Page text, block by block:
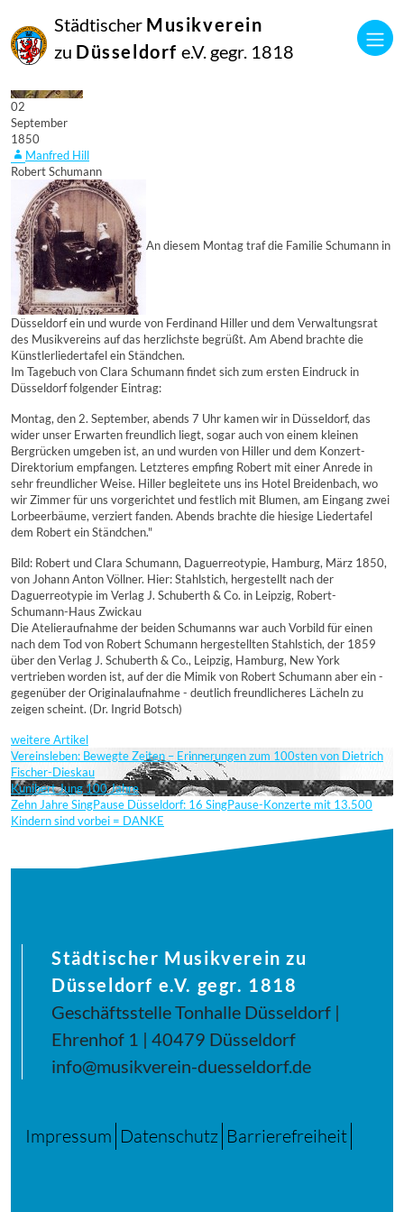
Städtischer Musikverein
zu Düsseldorf e.V. gegr. 1818
02
September
1850
Manfred Hill
Robert Schumann
An diesem Montag traf die Familie Schumann in
Düsseldorf ein und wurde von Ferdinand Hiller und dem Verwaltungsrat
des Musikvereins auf das herzlichste begrüßt. Am Abend brachte die
Künstlerliedertafel ein Ständchen.
Im Tagebuch von Clara Schumann findet sich zum ersten Eindruck in
Düsseldorf folgender Eintrag:
Montag, den 2. September, abends 7 Uhr kamen wir in Düsseldorf, das
wider unser Erwarten freundlich liegt, sogar auch von einem kleinen
Bergrücken umgeben ist, an und wurden von Hiller und dem Konzert-
Direktorium empfangen. Letzteres empfing Robert mit einer Anrede in
sehr freundlicher Weise. Hiller begleitete uns ins Hotel Breidenbach, wo
wir Zimmer für uns vorgerichtet und festlich mit Blumen, am Eingang zwei
Lorbeerbäume, verziert fanden. Abends brachte die hiesige Liedertafel
dem Robert ein Ständchen."
Bild: Robert und Clara Schumann, Daguerreotypie, Hamburg, März 1850,
von Johann Anton Völlner. Hier: Stahlstich, hergestellt nach der
Daguerreotypie im Verlag J. Schuberth & Co. in Leipzig, Robert-
Schumann-Haus Zwickau
Die Atelieraufnahme der beiden Schumanns war auch Vorbild für einen
nach dem Tod von Robert Schumann hergestellten Stahlstich, der 1859
über den Verlag J. Schuberth & Co., Leipzig, Hamburg, New York
vertrieben worden ist, auf der die Mimik von Robert Schumann aber ein -
gegenüber der Originalaufnahme - deutlich freundlicheres Lächeln zu
zeigen scheint. (Dr. Ingrid Botsch)
weitere Artikel
Vereinsleben: Bewegte Zeiten – Erinnerungen zum 100sten von Dietrich
Fischer-Dieskau
Kunibert Jung 100 Jahre
Zehn Jahre SingPause Düsseldorf: 16 SingPause-Konzerte mit 13.500
Kindern sind vorbei = DANKE
Städtischer Musikverein zu
Düsseldorf e.V. gegr. 1818
Geschäftsstelle Tonhalle Düsseldorf |
Ehrenhof 1 | 40479 Düsseldorf
info@musikverein-duesseldorf.de
Impressum Datenschutz Barrierefreiheit